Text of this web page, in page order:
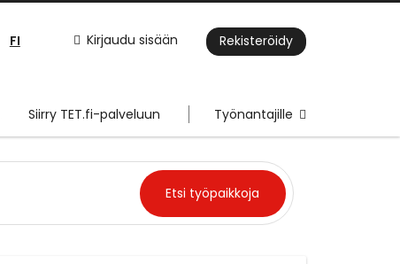
Kirjaudu sisään Rekisteröidy
FI
Siirry TET.fi-palveluun Työnantajille